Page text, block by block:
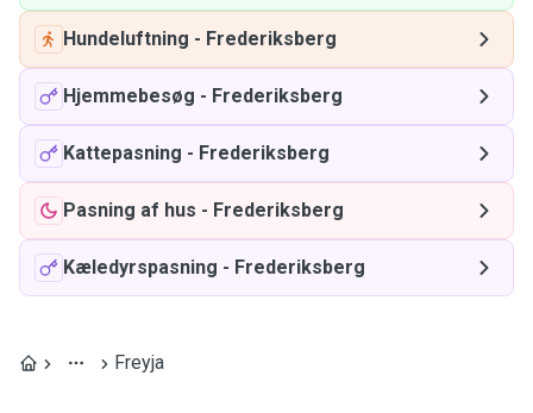
Hundeluftning - Frederiksberg
Hjemmebesøg - Frederiksberg
Kattepasning - Frederiksberg
Pasning af hus - Frederiksberg
Kæledyrspasning - Frederiksberg
Freyja